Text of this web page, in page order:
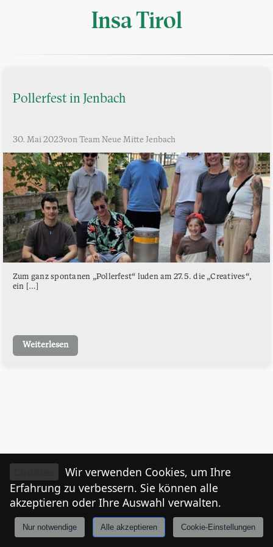
Insa Tirol
Pollerfest in Jenbach
30. Mai 2023von Team Neue Mitte Jenbach
Zum ganz spontanen „Pollerfest“ luden am 27.5. die „Creatives“,
ein […]
Weiterlesen
Anmelden Tiroler
Wir verwenden Cookies, um Ihre
Erfahrung zu verbessern. Sie können alle
akzeptieren oder Ihre Auswahl verwalten.
Nur notwendige Alle akzeptieren Cookie-Einstellungen